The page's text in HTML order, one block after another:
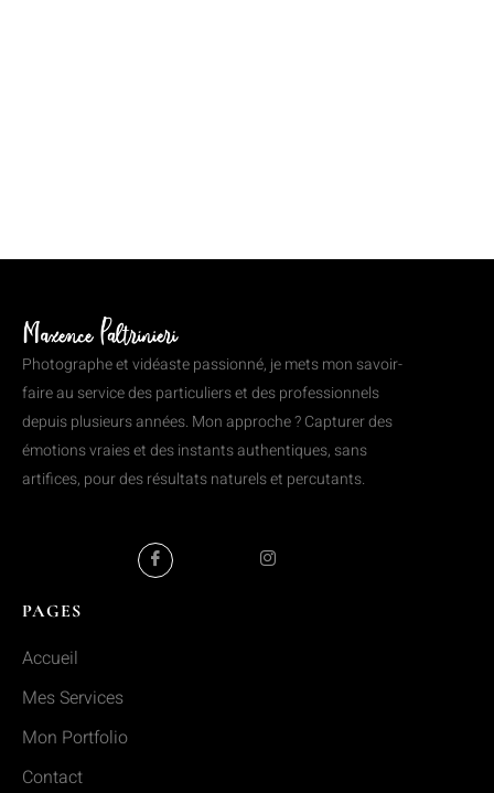
Photographe et vidéaste passionné, je mets mon savoir-
faire au service des particuliers et des professionnels
depuis plusieurs années. Mon approche ? Capturer des
émotions vraies et des instants authentiques, sans
artifices, pour des résultats naturels et percutants.
PAGES
Accueil
Mes Services
Mon Portfolio
Contact